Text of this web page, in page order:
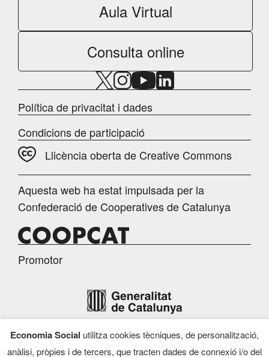
Aula Virtual
Consulta online
Política de privacitat i dades
Condicions de participació
Llicència oberta de Creative Commons
Aquesta web ha estat impulsada per la
Confederació de Cooperatives de Catalunya
Promotor
Finançament
Economia Social utilitza cookies tècniques, de personalització,
anàlisi, pròpies i de tercers, que tracten dades de connexió i/o del